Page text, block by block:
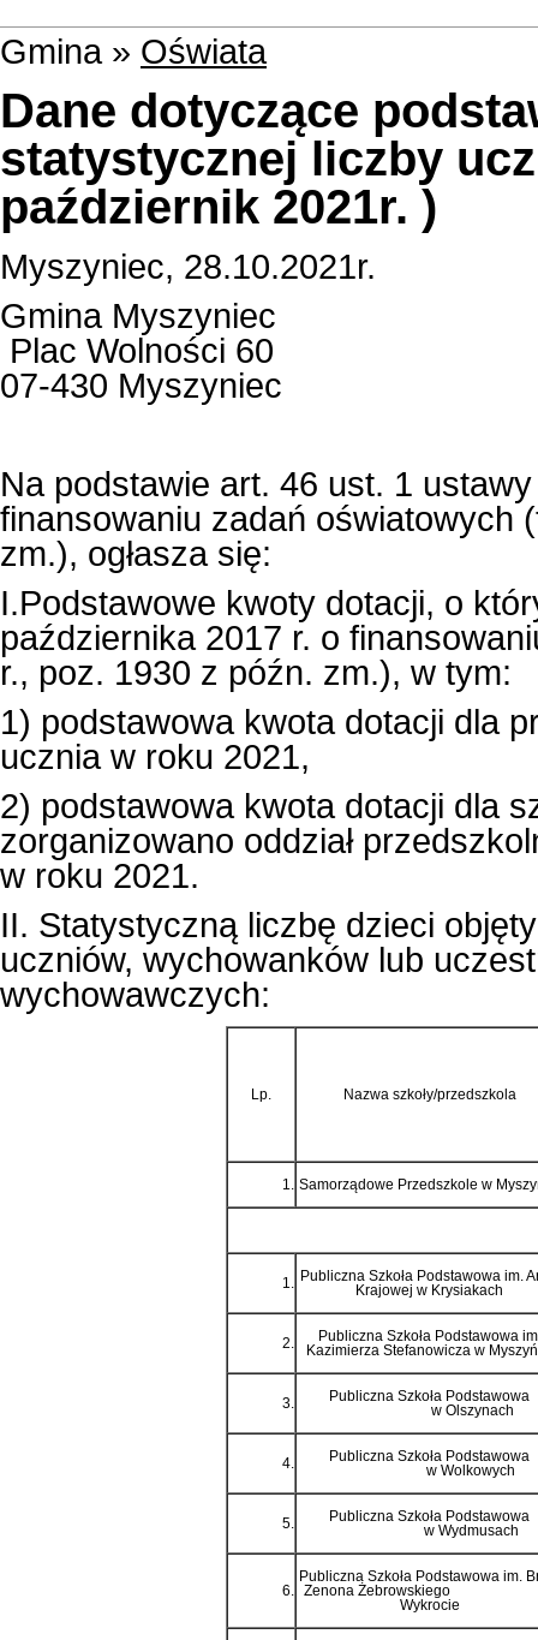
Gmina » Oświata
Dane dotyczące
statystycznej liczby
październik 2021r. )
Myszyniec, 28.10.2021r.
Gmina Myszyniec
Plac Wolności 60
07-430 Myszyniec
Na podstawie art. 46 ust. 1 ustawy
finansowaniu zadań oświatowych
zm.), ogłasza się:
I.Podstawowe kwoty dotacji, o
października 2017 r. o
r., poz. 1930 z późn. zm.), w tym:
1) podstawowa kwota dotacji dla
ucznia w roku 2021,
2) podstawowa kwota dotacji dla
zorganizowano oddział
w roku 2021.
II. Statystyczną liczbę dzieci
uczniów, wychowanków lub
wychowawczych:
Lp. Nazwa szkoły/przedszkola
1. Samorządowe Przedszkole w
1. Publiczna Szkoła Podstawowa im.
Krajowej w Krysiakach
2.
Publiczna Szkoła Podstawowa
Kazimierza Stefanowicza w
3.
Publiczna Szkoła Podstawowa
w Olszynach
4.
Publiczna Szkoła Podstawowa
w Wolkowych
5.
Publiczna Szkoła Podstawowa
w Wydmusach
6.
Publiczna Szkoła Podstawowa im.
Zenona Żebrowskiego
Wykrocie